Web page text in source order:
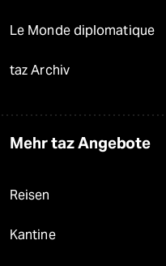
Le Monde diplomatique
taz Archiv
Mehr taz Angebote
Reisen
Kantine